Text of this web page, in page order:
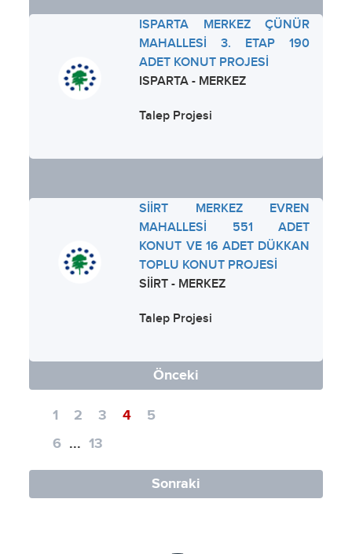
ISPARTA MERKEZ ÇÜNÜR
MAHALLESİ 3. ETAP 190
ADET KONUT PROJESİ
ISPARTA - MERKEZ
Talep Projesi
SİİRT MERKEZ EVREN
MAHALLESİ 551 ADET
KONUT VE 16 ADET DÜKKAN
TOPLU KONUT PROJESİ
SİİRT - MERKEZ
Talep Projesi
Önceki
1 2 3 4
5
6 ... 13
Sonraki